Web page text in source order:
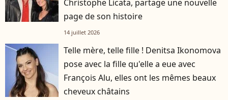
Christophe Licata, partage une nouvelle
page de son histoire
14 juillet 2026
Telle mère, telle fille ! Denitsa Ikonomova
pose avec la fille qu'elle a eue avec
François Alu, elles ont les mêmes beaux
cheveux châtains